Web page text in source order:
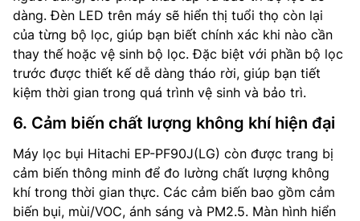
dàng. Đèn LED trên máy sẽ hiển thị tuổi thọ còn lại
của từng bộ lọc, giúp bạn biết chính xác khi nào cần
thay thế hoặc vệ sinh bộ lọc. Đặc biệt với phần bộ lọc
trước được thiết kế dễ dàng tháo rời, giúp bạn tiết
kiệm thời gian trong quá trình vệ sinh và bảo trì.
6. Cảm biến chất lượng không khí hiện đại
Máy lọc bụi Hitachi EP-PF90J(LG) còn được trang bị
cảm biến thông minh để đo lường chất lượng không
khí trong thời gian thực. Các cảm biến bao gồm cảm
biến bụi, mùi/VOC, ánh sáng và PM2.5. Màn hình hiển